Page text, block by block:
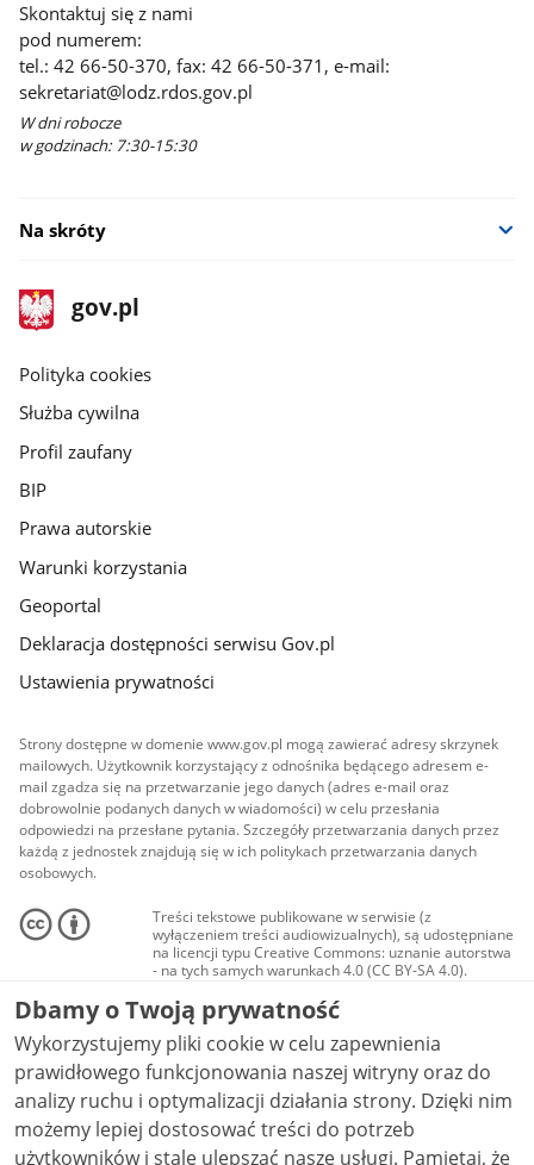
Skontaktuj się z nami
pod numerem:
tel.: 42 66-50-370, fax: 42 66-50-371, e-mail:
sekretariat@lodz.rdos.gov.pl
W dni robocze
w godzinach: 7:30-15:30
Na skróty
stopka
gov.pl
Strona
gov.pl
gov.pl
Polityka cookies
Służba cywilna
Profil zaufany
BIP
Prawa autorskie
Warunki korzystania
Geoportal
Deklaracja dostępności serwisu Gov.pl
Ustawienia prywatności
Strony dostępne w domenie www.gov.pl mogą zawierać adresy skrzynek
mailowych. Użytkownik korzystający z odnośnika będącego adresem e-
mail zgadza się na przetwarzanie jego danych (adres e-mail oraz
dobrowolnie podanych danych w wiadomości) w celu przesłania
odpowiedzi na przesłane pytania. Szczegóły przetwarzania danych przez
każdą z jednostek znajdują się w ich politykach przetwarzania danych
osobowych.
Treści tekstowe publikowane w serwisie (z
wyłączeniem treści audiowizualnych), są udostępniane
na licencji typu Creative Commons: uznanie autorstwa
- na tych samych warunkach 4.0 (CC BY-SA 4.0).
Materiały audiowizualne, w tym zdjęcia, materiały
audio i wideo, są udostępniane na licencji typu
Creative Commons: uznanie autorstwa użycie
niekomercyjne - bez utworów zależnych 4.0 (CC BY-
NC-ND 4.0), o ile nie jest to stwierdzone inaczej.
Dbamy o Twoją prywatność
Wykorzystujemy pliki cookie w celu zapewnienia
prawidłowego funkcjonowania naszej witryny oraz do
analizy ruchu i optymalizacji działania strony. Dzięki nim
możemy lepiej dostosować treści do potrzeb
użytkowników i stale ulepszać nasze usługi. Pamiętaj, że